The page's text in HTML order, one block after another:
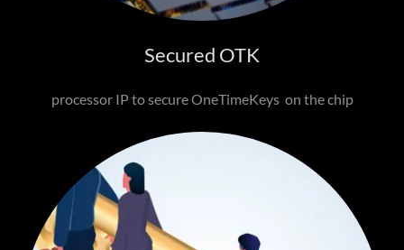
Secured OTK
processor IP to secure OneTimeKeys on the chip